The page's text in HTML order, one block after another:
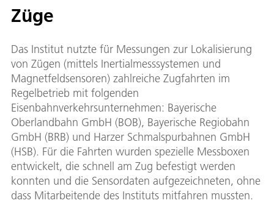
Züge
Das Institut nutzte für Messungen zur Lokalisierung
von Zügen (mittels Inertialmesssystemen und
Magnetfeldsensoren) zahlreiche Zugfahrten im
Regelbetrieb mit folgenden
Eisenbahnverkehrsunternehmen: Bayerische
Oberlandbahn GmbH (BOB), Bayerische Regiobahn
GmbH (BRB) und Harzer Schmalspurbahnen GmbH
(HSB). Für die Fahrten wurden spezielle Messboxen
entwickelt, die schnell am Zug befestigt werden
konnten und die Sensordaten aufgezeichneten, ohne
dass Mitarbeitende des Instituts mitfahren mussten.